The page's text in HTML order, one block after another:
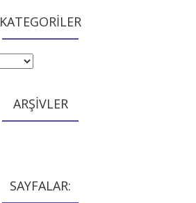
KATEGORİLER
ARŞİVLER
SAYFALAR: